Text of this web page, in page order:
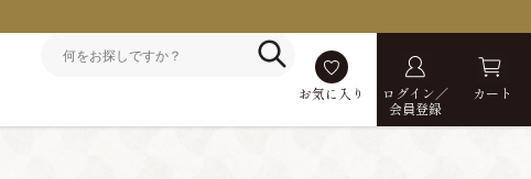
お気に入り
ログイン／
会員登録
カート